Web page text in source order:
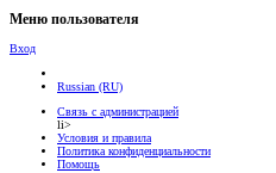
Меню пользователя
Вход
Russian (RU)
Связь с администрацией
li>
Условия и правила
Политика конфиденциальности
Помощь